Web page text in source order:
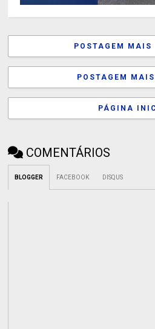
POSTAGEM MAIS
POSTAGEM
PÁGINA
COMENTÁRIOS
BLOGGER FACEBOOK DISQUS